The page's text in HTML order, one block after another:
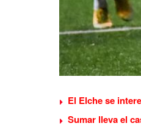
El Elche se
Sumar lleva el